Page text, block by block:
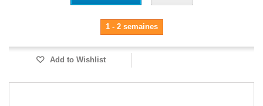
1 - 2 semaines
Add to Wishlist